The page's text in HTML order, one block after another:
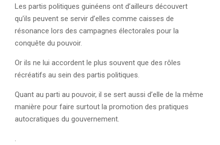
Les partis politiques guinéens ont d’ailleurs découvert
qu’ils peuvent se servir d’elles comme caisses de
résonance lors des campagnes électorales pour la
conquête du pouvoir.
Or ils ne lui accordent le plus souvent que des rôles
récréatifs au sein des partis politiques.
Quant au parti au pouvoir, il se sert aussi d’elle de la même
manière pour faire surtout la promotion des pratiques
autocratiques du gouvernement.
.